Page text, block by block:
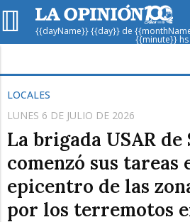
{{dayName}} {{day}} de
{{minute}} hs
LOCALES
LUNES 6 DE JULIO DE 2026
La brigada USAR de
comenzó sus tareas
epicentro de las
por los terremotos